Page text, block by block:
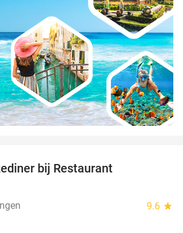
bij Restaurant
9.6 star